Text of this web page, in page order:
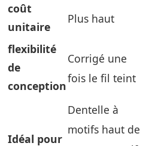
coût
unitaire
Plus haut
flexibilité
de
conception
Corrigé une
fois le fil teint
Idéal pour
Dentelle à
motifs haut de